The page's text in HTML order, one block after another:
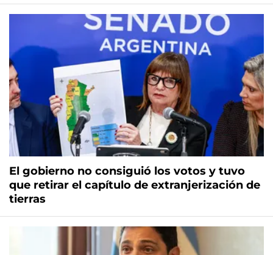
El gobierno no consiguió los votos y tuvo
que retirar el capítulo de extranjerización de
tierras